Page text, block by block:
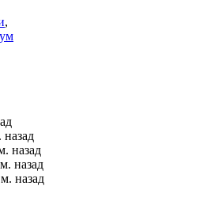
,
назад
назад
назад